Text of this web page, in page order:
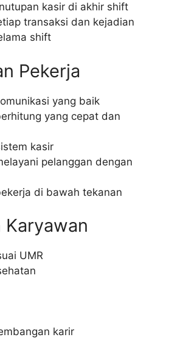
kasir di akhir shift
transaksi dan kejadian
shift
Pekerja
yang baik
yang cepat dan
kasir
pelanggan dengan
di bawah tekanan
Karyawan
UMR
karir